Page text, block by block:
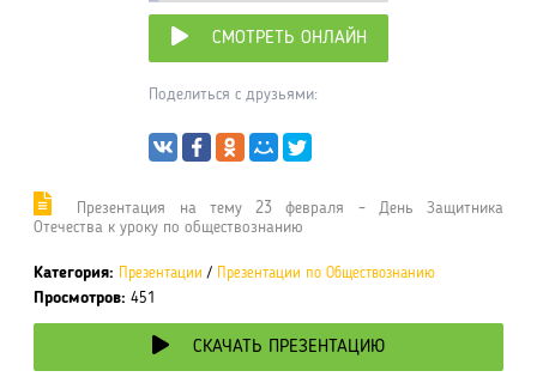
СМОТРЕТЬ ОНЛАЙН
Поделиться с друзьями:
Презентация на тему 23 февраля – День Защитника
Отечества к уроку по обществознанию
Категория: Презентации / Презентации по Обществознанию
Просмотров: 451
СКАЧАТЬ ПРЕЗЕНТАЦИЮ